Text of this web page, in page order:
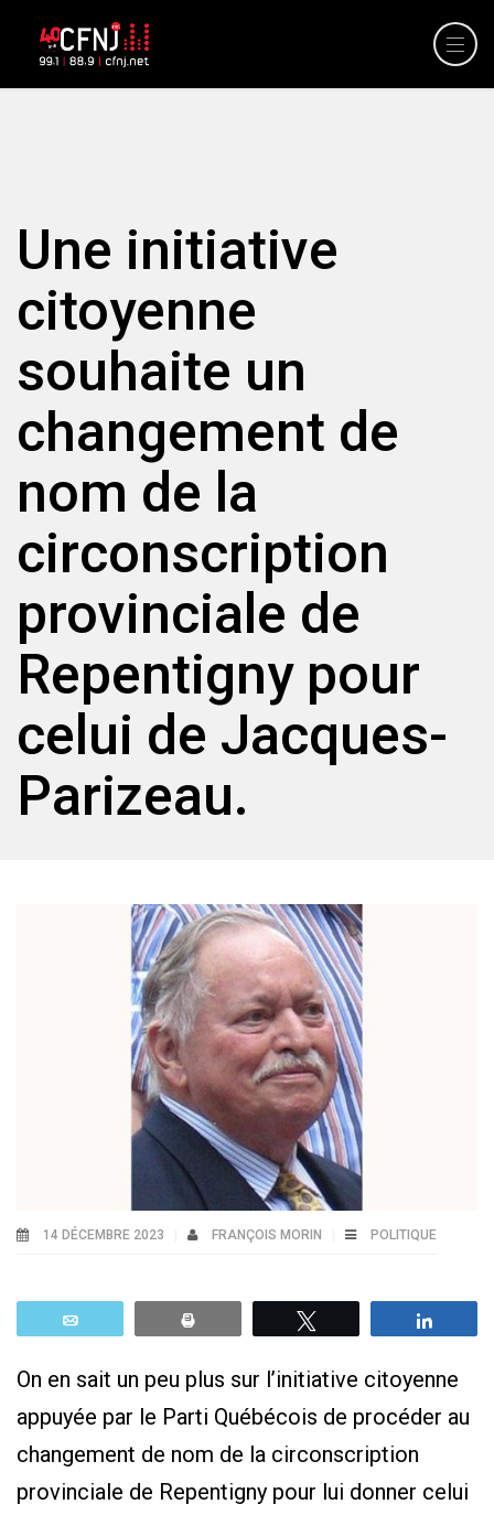
Une initiative
citoyenne
souhaite un
changement de
nom de la
circonscription
provinciale de
Repentigny pour
celui de Jacques-
Parizeau.
14 DÉCEMBRE 2023 FRANÇOIS MORIN POLITIQUE
On en sait un peu plus sur l’initiative citoyenne
appuyée par le Parti Québécois de procéder au
changement de nom de la circonscription
provinciale de Repentigny pour lui donner celui